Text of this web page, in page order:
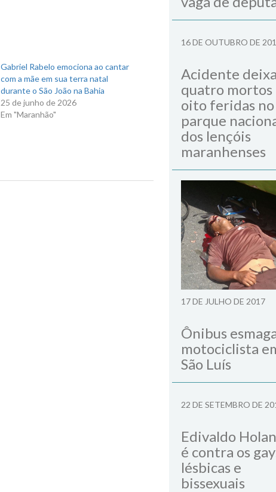
Gabriel Rabelo emociona ao cantar
com a mãe em sua terra natal
durante o São João na Bahia
25 de junho de 2026
Em "Maranhão"
16 DE OUTUBRO DE
Acidente
quatro mortos
oito feridas no
parque
dos lençóis
maranhenses
17 DE JULHO DE 2017
Ônibus
motociclista
São Luís
22 DE SETEMBRO DE
Edivaldo
é contra os
lésbicas e
bissexuais